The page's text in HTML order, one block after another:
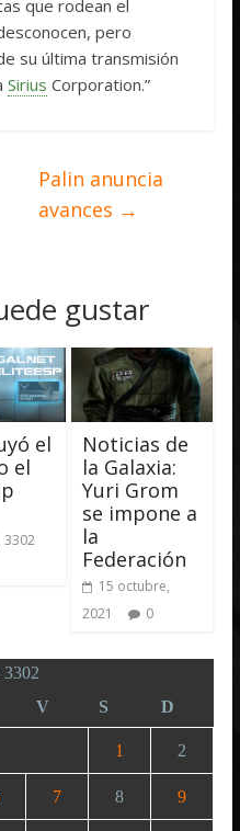
que rodean el
pero
su última transmisión
Sirius Corporation.”
Palin anuncia
avances →
gustar
el
el
3302
Noticias de
la Galaxia:
Yuri Grom
se impone a
la
Federación
15 octubre,
2021
0
3302
V S D
1 2
7 8 9